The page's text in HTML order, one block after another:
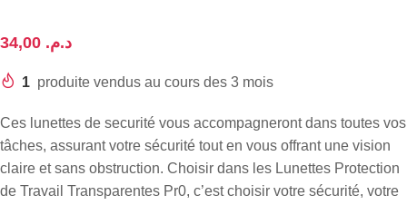
د.م.
1 produite vendus au cours des 3 mois
Ces lunettes de securité vous accompagneront dans toutes vos
tâches, assurant votre sécurité tout en vous offrant une vision
claire et sans obstruction. Choisir dans les Lunettes Protection
de Travail Transparentes Pr0, c’est choisir votre sécurité, votre